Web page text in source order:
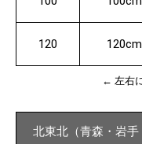
120
← 左右
北東北（青森・岩手